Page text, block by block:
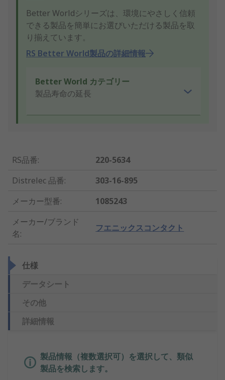
Better Worldシリーズは、環境にやさしく信頼
できる製品を簡単にお選びいただける製品を取
り揃えています。
RS Better World製品の詳細情報
Better World カテゴリー
製品寿命の延長
RS品番:
220-5634
Distrelec 品番:
303-16-895
メーカー型番:
1085243
メーカー/ブランド
名:
フエニックスコンタクト
仕様
データシート
その他
詳細情報
製品情報（複数選択可）を選択して、類似
製品を検索します。